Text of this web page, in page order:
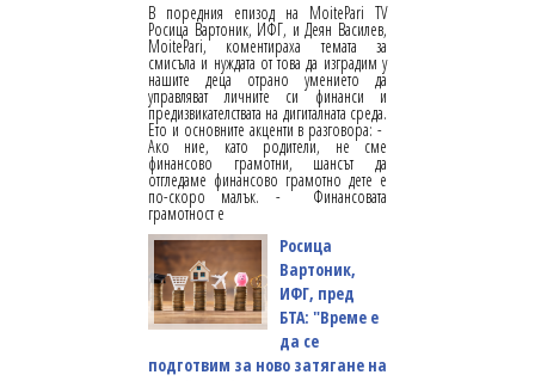
В поредния епизод на MoitePari TV
Росица Вартоник, ИФГ, и Деян Василев,
MoitePari, коментираха темата за
смисъла и нуждата от това да изградим у
нашите деца отрано умението да
управляват личните си финанси и
предизвикателствата на дигиталната среда.
Ето и основните акценти в разговора: -
Ако ние, като родители, не сме
финансово грамотни, шансът да
отгледаме финансово грамотно дете е
по-скоро малък. - Финансовата
грамотност е
Росица
Вартоник,
ИФГ, пред
БТА: "Време е
да се
подготвим за ново затягане на